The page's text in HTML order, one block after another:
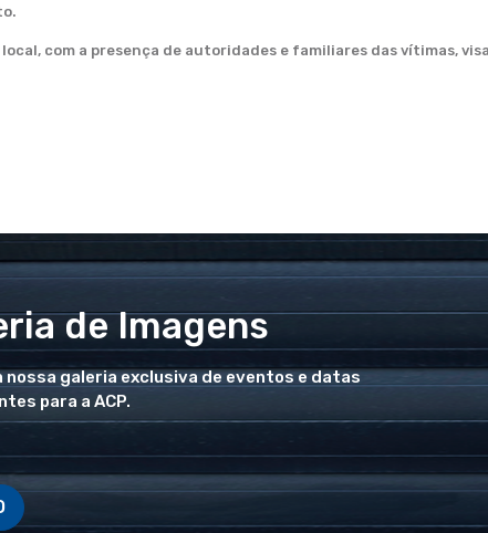
com a presença de autoridades e familiares das vítimas,
de Imagens
nossa galeria exclusiva de eventos e datas
para a ACP.